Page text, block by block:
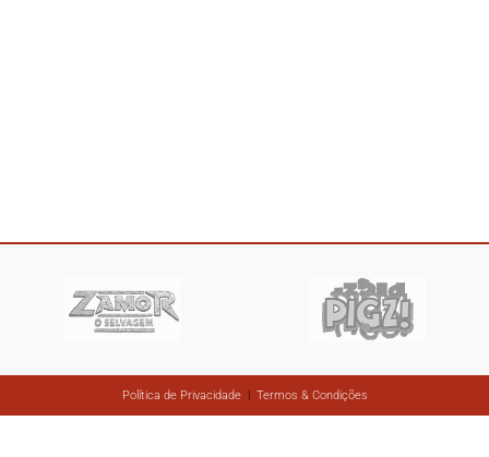
Política de Privacidade| Termos & Condições